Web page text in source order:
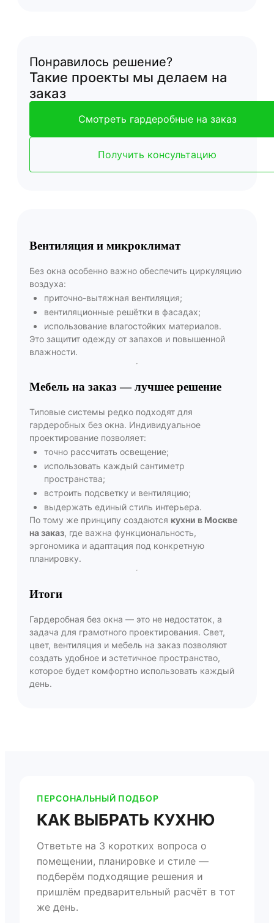
Понравилось решение?
Такие проекты мы делаем на
заказ
Смотреть гардеробные на заказ
Получить консультацию
Вентиляция и микроклимат
Без окна особенно важно обеспечить циркуляцию
воздуха:
приточно-вытяжная вентиляция;
вентиляционные решётки в фасадах;
использование влагостойких материалов.
Это защитит одежду от запахов и повышенной
влажности.
Мебель на заказ — лучшее решение
Типовые системы редко подходят для
гардеробных без окна. Индивидуальное
проектирование позволяет:
точно рассчитать освещение;
использовать каждый сантиметр
пространства;
встроить подсветку и вентиляцию;
выдержать единый стиль интерьера.
По тому же принципу создаются кухни в Москве
на заказ, где важна функциональность,
эргономика и адаптация под конкретную
планировку.
Итоги
Гардеробная без окна — это не недостаток, а
задача для грамотного проектирования. Свет,
цвет, вентиляция и мебель на заказ позволяют
создать удобное и эстетичное пространство,
которое будет комфортно использовать каждый
день.
ПЕРСОНАЛЬНЫЙ ПОДБОР
КАК ВЫБРАТЬ КУХНЮ
Ответьте на 3 коротких вопроса о
помещении, планировке и стиле —
подберём подходящие решения и
пришлём предварительный расчёт в тот
же день.